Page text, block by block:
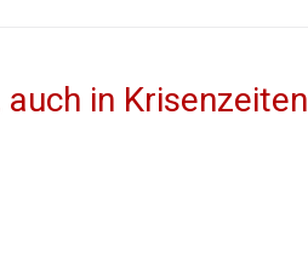
in Krisenzeiten